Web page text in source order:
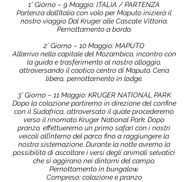
1° Giorno – 9 Maggio: ITALIA / PARTENZA
Partenza dall’Italia con volo per Maputo inizierà il
nostro viaggio Dal Kruger alle Cascate Vittoria.
Pernottamento a bordo.
2° Giorno – 10 Maggio: MAPUTO
All’arrivo nella capitale del Mozambico, incontro con
la guida e trasferimento al nostro alloggio,
attraversando il caotico centro di Maputo. Cena
libera, pernottamento in lodge.
3° Giorno – 11 Maggio: KRUGER NATIONAL PARK
Dopo la colazione partiremo in direzione del confine
con il Sudafrica, attraversato il quale procederemo
verso il rinomato Kruger National Park. Dopo
pranzo, effettueremo un primo safari con i nostri
veicoli all’interno del parco fino a raggiungere la
nostra sistemazione. Durante la notte avremo la
possibilità di ascoltare i versi degli animali selvatici
che si aggirano nei dintorni del campo.
Pernottamento in bungalow.
Compreso: colazione e pranzo